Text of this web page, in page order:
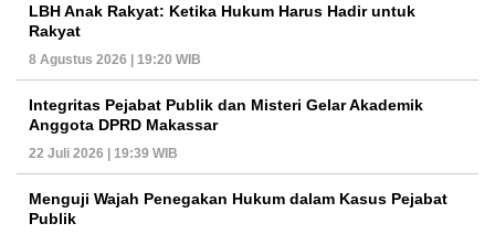
LBH Anak Rakyat: Ketika Hukum Harus Hadir untuk
Rakyat
8 Agustus 2026 | 19:20 WIB
Integritas Pejabat Publik dan Misteri Gelar Akademik
Anggota DPRD Makassar
22 Juli 2026 | 19:39 WIB
Menguji Wajah Penegakan Hukum dalam Kasus Pejabat
Publik